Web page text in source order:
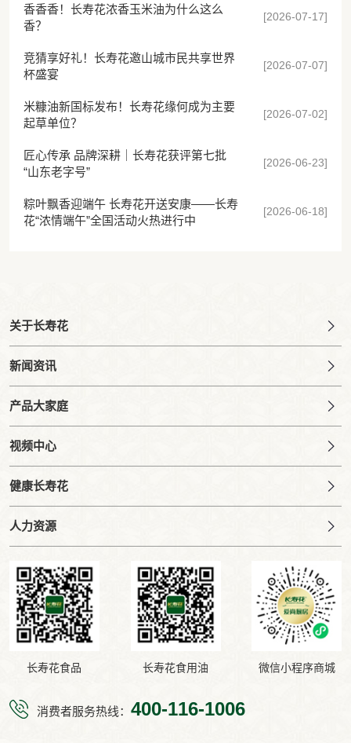
香香香！长寿花浓香玉米油为什么这么
香？
[2026-07-17]
竞猜享好礼！长寿花邀山城市民共享世界
杯盛宴
[2026-07-07]
米糠油新国标发布！长寿花缘何成为主要
起草单位？
[2026-07-02]
匠心传承 品牌深耕｜长寿花获评第七批
“山东老字号”
[2026-06-23]
粽叶飘香迎端午 长寿花开送安康——长寿
花“浓情端午”全国活动火热进行中
[2026-06-18]
关于长寿花
新闻资讯
产品大家庭
视频中心
健康长寿花
人力资源
长寿花食品 长寿花食用油 微信小程序商城
消费者服务热线： 400-116-1006